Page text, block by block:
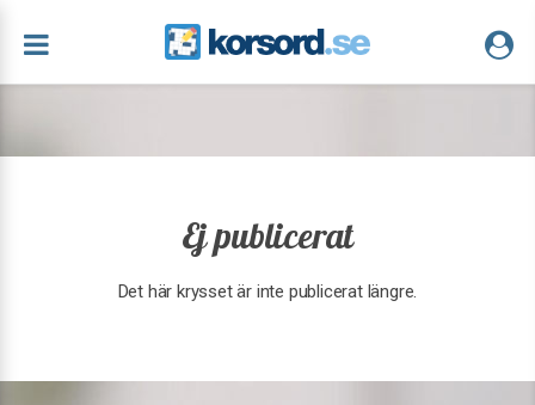
Ej publicerat
Det här krysset är inte publicerat längre.